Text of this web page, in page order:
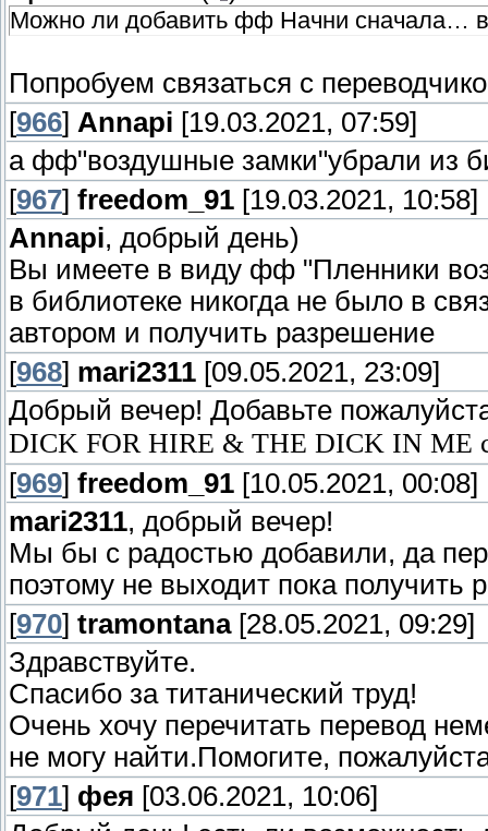
Можно ли добавить фф Начни сначала… в
Попробуем связаться с
[966] Annapi [19.03.2021, 07:59]
а фф"воздушные замки"убрали из
[967] freedom_91 [19.03.2021, 10:58]
Annapi, добрый день)
Вы имеете в виду фф "Пленники
в библиотеке никогда не было в
автором и получить разрешение
[968] mari2311 [09.05.2021, 23:09]
Добрый вечер! Добавьте
DICK FOR HIRE & THE DICK IN ME
[969] freedom_91 [10.05.2021, 00:08]
mari2311, добрый вечер!
Мы бы с радостью добавили, да
поэтому не выходит пока получить
[970] tramontana[28.05.2021, 09:29]
Здравствуйте.
Спасибо за титанический труд!
Очень хочу перечитать перевод
не могу найти.Помогите,
[971] фея [03.06.2021, 10:06]